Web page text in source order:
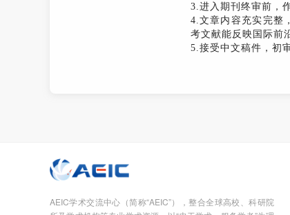
3.进入期刊终审前，
4.文章内容充实完整
考文献能反映国际前
5.接受中文稿件，初
AEIC学术交流中心（简称“AEIC”），整合全球高校、科研院